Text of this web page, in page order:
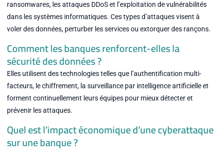
ransomwares, les attaques DDoS et l’exploitation de vulnérabilités
dans les systèmes informatiques. Ces types d’attaques visent à
voler des données, perturber les services ou extorquer des rançons.
Comment les banques renforcent-elles la
sécurité des données ?
Elles utilisent des technologies telles que l’authentification multi-
facteurs, le chiffrement, la surveillance par intelligence artificielle et
forment continuellement leurs équipes pour mieux détecter et
prévenir les attaques.
Quel est l’impact économique d’une cyberattaque
sur une banque ?